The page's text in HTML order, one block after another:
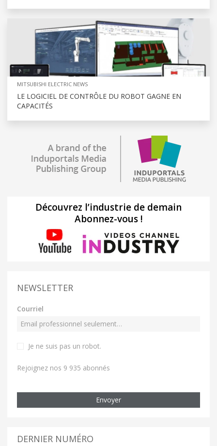
MITSUBISHI ELECTRIC NEWS
LE LOGICIEL DE CONTRÔLE DU ROBOT GAGNE EN
CAPACITÉS
Découvrez l’industrie de demain
Abonnez-vous !
NEWSLETTER
Courriel
Je ne suis pas un robot.
Rejoignez nos 9 935 abonnés
Envoyer
DERNIER NUMÉRO